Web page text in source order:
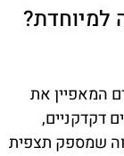
למיוחדת?
המאפיין את
דקדקניים,
שמספק תצפית